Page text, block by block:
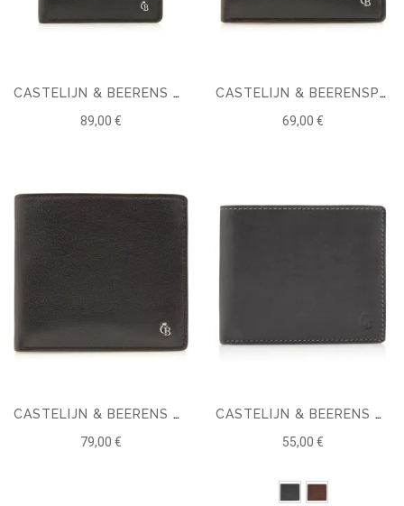
CASTELIJN & BEERENS VITA BILLFOLD 13 CARDS RFID
89,00 €
CASTELIJN & BEERENSPORTEFEUILLE 4 CARTES RFID
69,00 €
CASTELIJN & BEERENS VITA BILLFOLD 7 CARDS RFID
79,00 €
CASTELIJN & BEERENS CANYON BILLFOLD 8 CARTES DE CRÉDIT
55,00 €